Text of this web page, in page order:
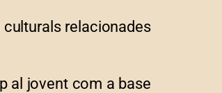
relacionades
al jovent com a base